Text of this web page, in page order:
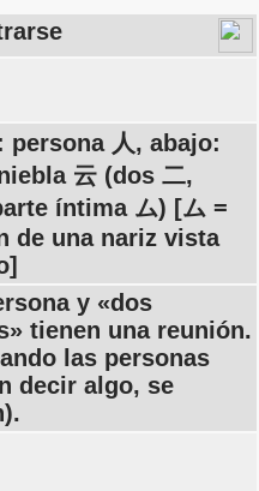
persona 人, abajo:
云 (dos 二,
íntima ム) [ム =
de una nariz vista
y «dos
tienen una reunión.
las personas
decir algo, se